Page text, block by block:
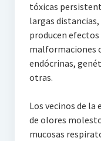
tóxicas
largas
producen
malformaciones
endócrinas,
otras.
Los vecinos de la
de olores
mucosas